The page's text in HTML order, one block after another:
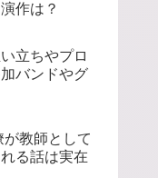
作は？
立ちやプロ
バンドやグ
教師として
る話は実在